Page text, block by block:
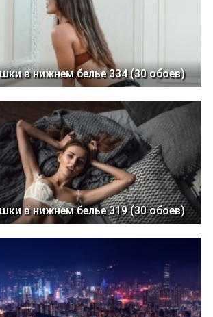
в нижнем белье 334 (30 обоев)
в нижнем белье 319 (30 обоев)